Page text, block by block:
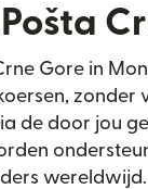
Gore in
zonder
de door jou
wereldwijd.